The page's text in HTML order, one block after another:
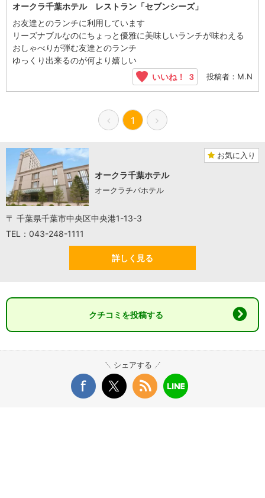
オークラ千葉ホテル レストラン「セブンシーズ」
お友達とのランチに利用しています
リーズナブルなのにちょっと優雅に美味しいランチが味わえる
おしゃべりが弾む友達とのランチ
ゆっくり出来るのが何より嬉しい
いいね！ 3 投稿者：M.N
1
お気に入り
オークラ千葉ホテル
オークラチバホテル
〒 千葉県千葉市中央区中央港1-13-3
TEL：043-248-1111
詳しく見る
クチコミを投稿する
シェアする